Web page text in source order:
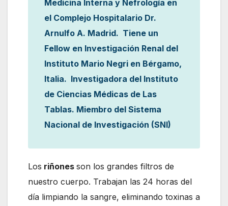
Medicina Interna y Nefrología en
el Complejo Hospitalario Dr.
Arnulfo A. Madrid. Tiene un
Fellow en Investigación Renal del
Instituto Mario Negri en Bérgamo,
Italia. Investigadora del Instituto
de Ciencias Médicas de Las
Tablas. Miembro del Sistema
Nacional de Investigación (SNI)
Los riñones son los grandes filtros de
nuestro cuerpo. Trabajan las 24 horas del
día limpiando la sangre, eliminando toxinas a